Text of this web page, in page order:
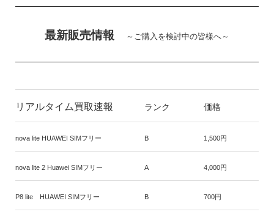
最新販売情報 ～ご購入を検討中の皆様へ～
リアルタイム買取速報 ランク 価格
nova lite HUAWEI SIMフリー B 1,500円
nova lite 2 Huawei SIMフリー A 4,000円
P8 lite HUAWEI SIMフリー B 700円